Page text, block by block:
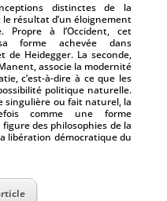
distinctes de la
résultat d’un éloignement
Propre à l’Occident, cet
forme achevée dans
de Heidegger. La seconde,
associe la modernité
c’est-à-dire à ce que les
politique naturelle.
singulière ou fait naturel, la
comme une forme
des philosophies de la
libération démocratique du